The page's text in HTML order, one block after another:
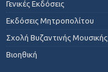
Γενικές Εκδόσεις
Εκδόσεις Μητροπολίτου
Σχολή Βυζαντινής Μουσικής
Βιοηθική